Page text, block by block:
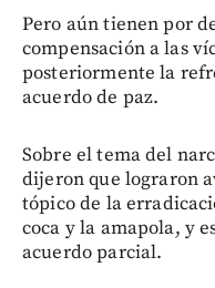
Pero aún tienen por
compensación a las
posteriormente la
acuerdo de paz.
Sobre el tema del
dijeron que lograron
tópico de la
coca y la amapola, y
acuerdo parcial.